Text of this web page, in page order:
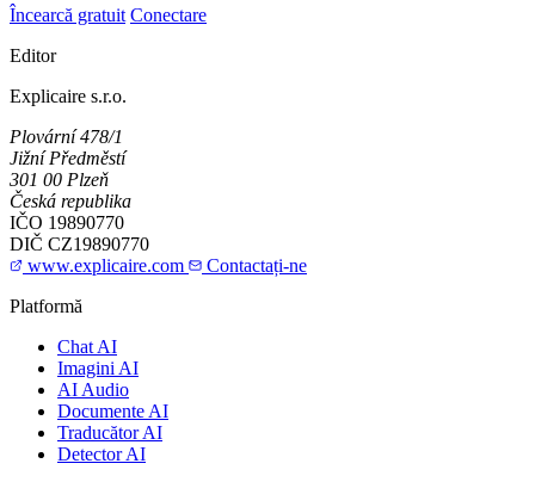
Încearcă gratuit Conectare
Editor
Explicaire s.r.o.
Plovární 478/1
Jižní Předměstí
301 00 Plzeň
Česká republika
IČO 19890770
DIČ CZ19890770
www.explicaire.com
Contactați-ne
Platformă
Chat AI
Imagini AI
AI Audio
Documente AI
Traducător AI
Detector AI